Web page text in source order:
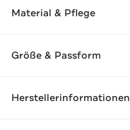
Material & Pflege
Größe & Passform
Herstellerinformationen